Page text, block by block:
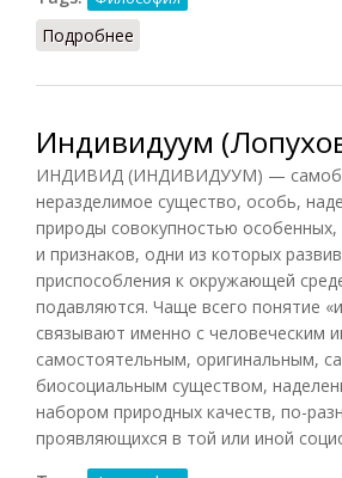
Подробнее
Индивидуум
ИНДИВИД (ИНДИВИДУУМ) —
неразделимое существо, особь,
природы совокупностью особенных,
и признаков, одни из которых
приспособления к окружающей
подавляются. Чаще всего понятие
связывают именно с человеческим
самостоятельным, оригинальным,
биосоциальным существом,
набором природных качеств, по-
проявляющихся в той или иной